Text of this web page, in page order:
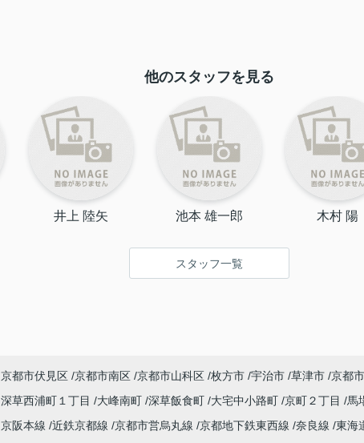
他のスタッフを見る
井上 陸矢 池本 雄一郎 木村 陽
スタッフ一覧
京都市伏見区 京都市南区 京都市山科区 枚方市 宇治市 草津市 京都
深草西浦町１丁目 大峰南町 深草飯食町 大宅中小路町 京町２丁目 馬
京阪本線 近鉄京都線 京都市営烏丸線 京都地下鉄東西線 奈良線 東海